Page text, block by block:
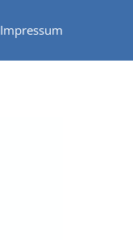
Impressum